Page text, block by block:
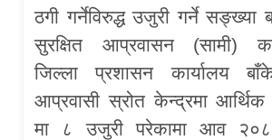
ठगी गर्नेविरुद्ध उजुरी गर्ने
सुरक्षित आप्रवासन (सामी)
जिल्ला प्रशासन कार्यालय
आप्रवासी स्रोत केन्द्रमा
मा ८ उजुरी परेकामा आव